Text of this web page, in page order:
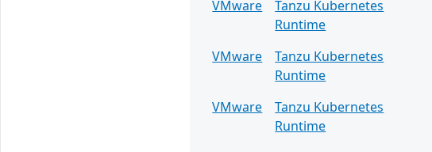
VMware
Tanzu Kubernetes
Runtime
VMware
Tanzu Kubernetes
Runtime
VMware
Tanzu Kubernetes
Runtime